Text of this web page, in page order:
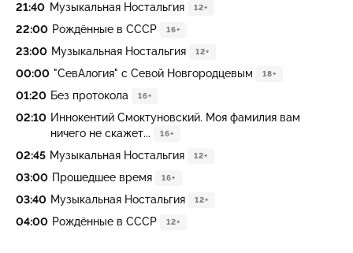
21:40 Музыкальная Ностальгия 12+
22:00 Рождённые в СССР 16+
23:00 Музыкальная Ностальгия 12+
00:00 "СевАлогия" с Севой Новгородцевым 18+
01:20 Без протокола 16+
02:10 Иннокентий Смоктуновский. Моя фамилия вам
ничего не скажет...
16+
02:45 Музыкальная Ностальгия 12+
03:00 Прошедшее время 16+
03:40 Музыкальная Ностальгия 12+
04:00 Рождённые в СССР 12+